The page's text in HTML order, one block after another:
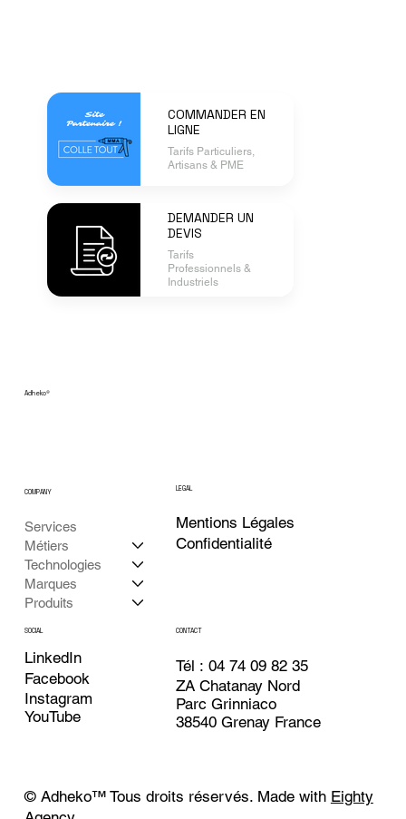
COMMANDER EN
LIGNE
Tarifs Particuliers,
Artisans & PME
DEMANDER UN
DEVIS
Tarifs
Professionnels &
Industriels
Adheko®
Services
Métiers
Technologies
Marques
Produits
COMPANY LEGAL
Confidentialité
Mentions Légales
SOCIAL
LinkedIn
Facebook
Instagram
YouTube
CONTACT
Tél : 04 74 09 82 35
ZA Chatanay Nord
Parc Grinniaco
38540 Grenay France
© Adheko™ Tous droits réservés. Made with Eighty